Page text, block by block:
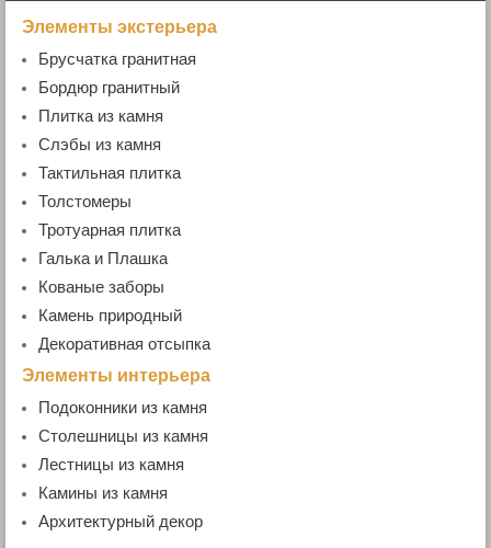
Элементы экстерьера
Брусчатка гранитная
- Пиленая брусчатка
- Пилено-колотая брусчатка
Бордюр гранитный
- Бордюр дорожный
- Бордюр радиусный
- Бордюр гранитный ГП4 (100х200хL)
Плитка из камня
- Гранитная плитка
Слэбы из камня
- Мраморные слэбы
Тактильная плитка
Толстомеры
- Гранитная плита
Тротуарная плитка
Галька и Плашка
Кованые заборы
- Кованые ворота и калитки
Камень природный
Декоративная отсыпка
Элементы интерьера
Подоконники из камня
- Гранитные подоконники
Столешницы из камня
Лестницы из камня
- Ступени гранитные
Камины из камня
Архитектурный декор